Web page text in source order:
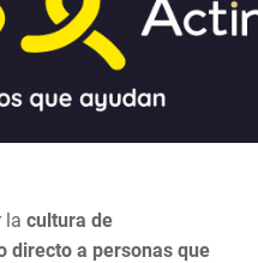
la cultura de
directo a personas que